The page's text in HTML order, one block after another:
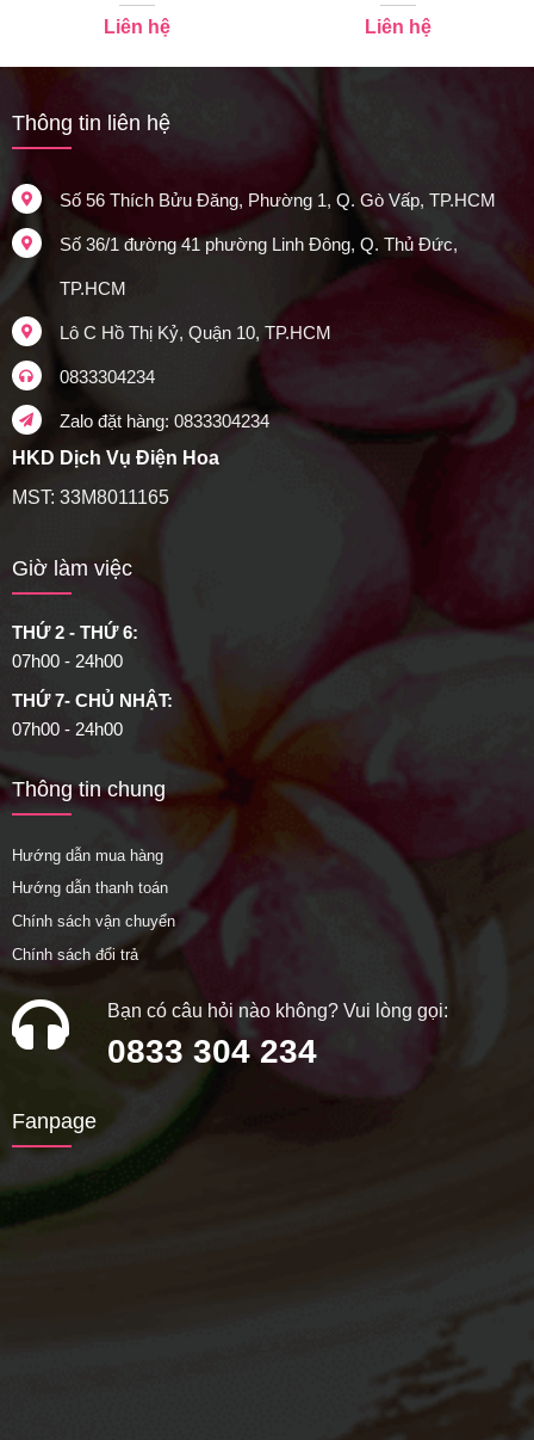
SƯƠNG 15
Liên hệ
SƯƠNG 08
Liên hệ
Thông tin liên hệ
Số 56 Thích Bửu Đăng, Phường 1, Q. Gò Vấp, TP.HCM
Số 36/1 đường 41 phường Linh Đông, Q. Thủ Đức,
TP.HCM
Lô C Hồ Thị Kỷ, Quận 10, TP.HCM
0833304234
Zalo đặt hàng: 0833304234
HKD Dịch Vụ Điện Hoa
MST: 33M8011165
Giờ làm việc
THỨ 2 - THỨ 6:
07h00 - 24h00
THỨ 7- CHỦ NHẬT:
07h00 - 24h00
Thông tin chung
Hướng dẫn mua hàng
Hướng dẫn thanh toán
Chính sách vận chuyển
Chính sách đổi trả
Bạn có câu hỏi nào không? Vui lòng gọi:
0833 304 234
Fanpage